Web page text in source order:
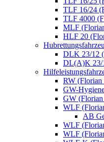
TLF 16/24
TLF 4000
MLF
HLF 20
DLK 23/12
DL(A)K 23/
RW (Florian
GW-
GW
WLF
AB
WLF
WLF